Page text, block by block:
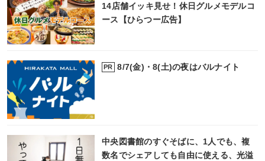
14店舗イッキ見せ！休日グルメモデルコ
ース【ひらつー広告】
PR 8/7(金)・8(土)の夜はバルナイト
中央図書館のすぐそばに、1人でも、複
数名でシェアしても自由に使える、光溢